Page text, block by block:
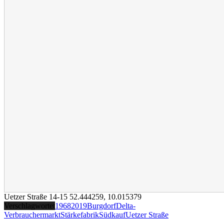
Uetzer Straße 14-15 52.444259, 10.015379
Verschlagwortet19682019BurgdorfDelta-
VerbrauchermarktStärkefabrikSüdkaufUetzer Straße